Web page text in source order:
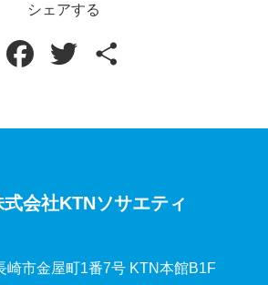
シェアする
c
b
o
i
t
r
式会社KTNソサエティ
崎市金屋町1番7号 KTN本館B1F